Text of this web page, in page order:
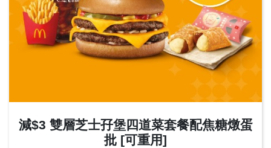
減$3 雙層芝士孖堡四道菜套餐配焦糖燉蛋
批 [可重用]